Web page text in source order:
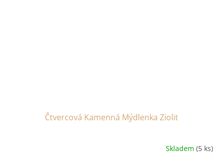
Čtvercová Kamenná Mýdlenka Ziolit
Skladem (5 ks)